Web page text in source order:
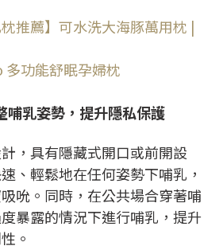
枕推薦】可水洗大海豚萬用枕 |
多功能舒眠孕婦枕
乳姿勢，提升隱私保護
，具有隱藏式開口或前開設
、輕鬆地在任何姿勢下哺乳，
吮。同時，在公共場合穿著哺
暴露的情況下進行哺乳，提升
。